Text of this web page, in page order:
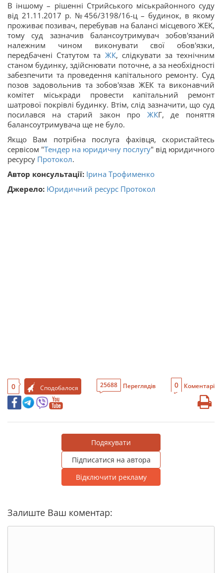
В іншому – рішенні Стрийського міськрайонного суду
від 21.11.2017 р. №456/3198/16-ц – будинок, в якому
проживає позивач, перебував на балансі місцевого ЖЕК,
тому суд зазначив балансоутримувач зобов'язаний
належним чином виконувати свої обов'язки,
передбачені Статутом та ЖК, слідкувати за технічним
станом будинку, здійснювати поточне, а за необхідності
забезпечити та проведення капітального ремонту. Суд
позов задовольнив та зобов'язав ЖЕК та виконавчий
комітет міськради провести капітальний ремонт
шатрової покрівлі будинку. Втім, слід зазначити, що суд
посилався на старий закон про ЖКГ, де поняття
балансоутримувача ще не було.
Якщо Вам потрібна послуга фахівця, скористайтесь
сервісом "Тендер на юридичну послугу" від юридичного
ресурсу Протокол.
Автор консультації: Ірина Трофименко
Джерело: Юридичний ресурс Протокол
0 Сподобалося 25688 Переглядів 0 Коментарі
Подякувати
Підписатися на автора
Відключити рекламу
Залиште Ваш коментар: